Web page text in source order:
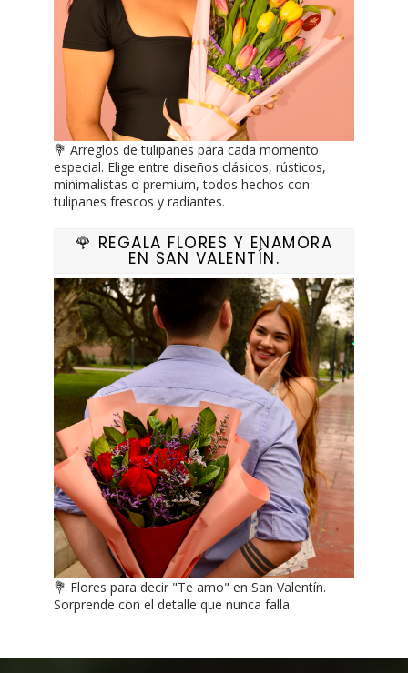
💐 Arreglos de tulipanes para cada momento
especial. Elige entre diseños clásicos, rústicos,
minimalistas o premium, todos hechos con
tulipanes frescos y radiantes.
🌹 REGALA FLORES Y ENAMORA
EN SAN VALENTÍN.
💐 Flores para decir "Te amo" en San Valentín.
Sorprende con el detalle que nunca falla.